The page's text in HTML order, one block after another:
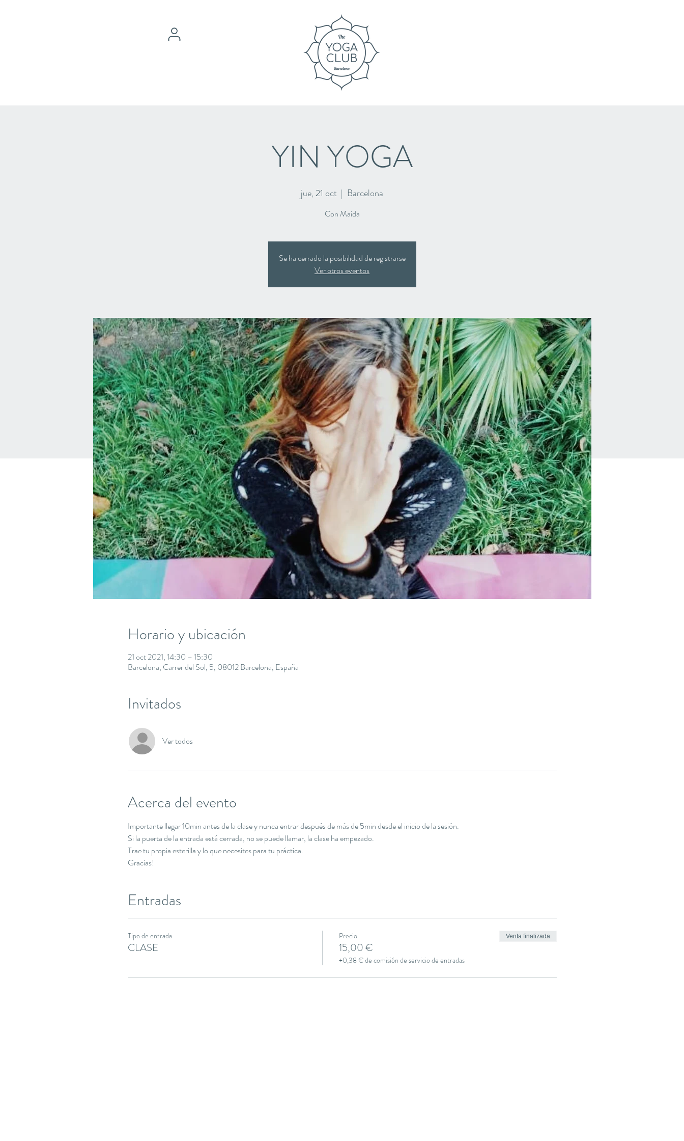
YIN YOGA
jue, 21 oct
  |
Barcelona
Con Maida
Se ha cerrado la posibilidad de registrarse
Ver otros eventos
Horario y ubicación
21 oct 2021, 14:30 – 15:30
Barcelona, Carrer del Sol, 5, 08012 Barcelona, España
Invitados
Ver todos
Acerca del evento
Importante llegar 10min antes de la clase y nunca entrar después de más de 5min desde el inicio de la sesión.
Si la puerta de la entrada está cerrada, no se puede llamar, la clase ha empezado.
Trae tu propia esterilla y lo que necesites para tu práctica.
Gracias!
Entradas
Tipo de entrada
CLASE
Precio
15,00 €
+0,38 € de comisión de servicio de entradas
Venta finalizada